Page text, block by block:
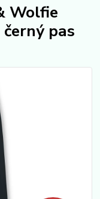
Wolfie
pas